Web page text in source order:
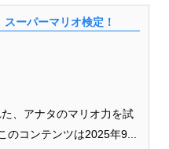
ーパーマリオ検定！
、アナタのマリオ力を試
のコンテンツは2025年9...